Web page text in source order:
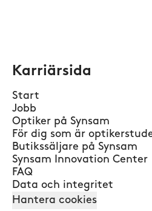
Karriärsida
Start
Jobb
Optiker på Synsam
För dig som är
Butikssäljare på Synsam
Synsam Innovation Center
FAQ
Data och integritet
Hantera cookies